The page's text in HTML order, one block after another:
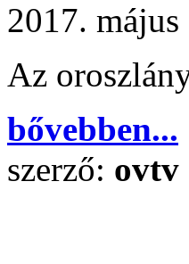
2017.
Az
bővebben...
szerző: ovtv